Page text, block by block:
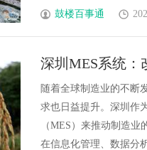
鼓楼百事通
深圳MES系统：
随着全球制造业的不断
求也日益提升。深圳作
（MES）来推动制造
在信息化管理、数据分